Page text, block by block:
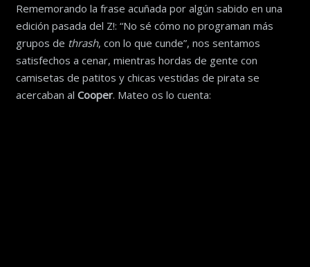
Rememorando la frase acuñada por algún sabido en una
edición pasada del Z!: “No sé cómo no programan más
grupos de thrash, con lo que cunde”, nos sentamos
satisfechos a cenar, mientras hordas de gente con
camisetas de patitos y chicas vestidas de pirata se
acercaban al Cooper. Mateo os lo cuenta: